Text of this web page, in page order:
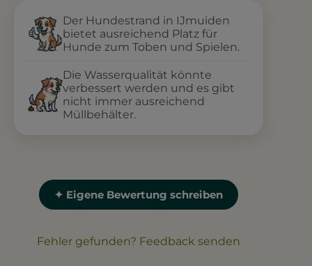
Der Hundestrand in IJmuiden
bietet ausreichend Platz für
Hunde zum Toben und Spielen.
Die Wasserqualität könnte
verbessert werden und es gibt
nicht immer ausreichend
Müllbehälter.
✦ Eigene Bewertung schreiben
Fehler gefunden? Feedback senden